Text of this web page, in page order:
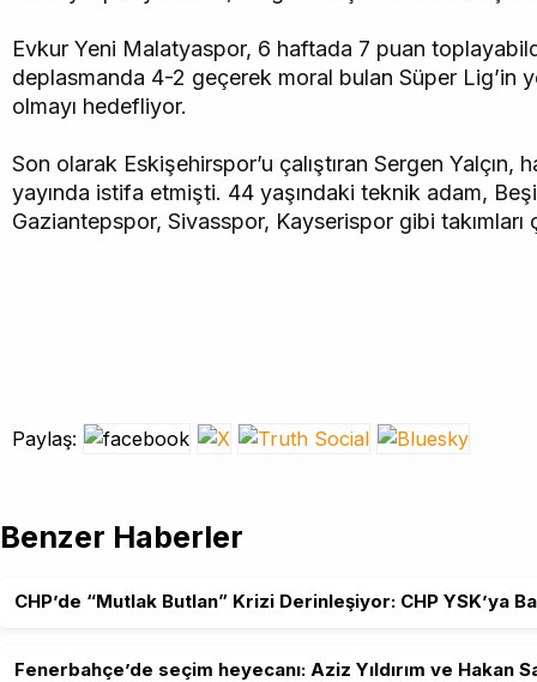
Evkur Yeni Malatyaspor, 6 haftada 7 puan
deplasmanda 4-2 geçerek moral bulan Süper Lig’in
olmayı hedefliyor.
Son olarak Eskişehirspor’u çalıştıran Sergen Yalçın,
yayında istifa etmişti. 44 yaşındaki teknik adam,
Gaziantepspor, Sivasspor, Kayserispor gibi takımları
Paylaş:
Benzer Haberler
CHP’de “Mutlak Butlan” Krizi Derinleşiyor: CHP YSK’ya
Fenerbahçe’de seçim heyecanı: Aziz Yıldırım ve Hakan